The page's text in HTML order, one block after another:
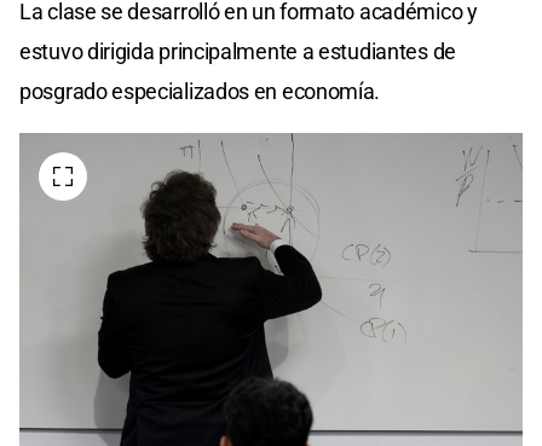
La clase se desarrolló en un formato académico y
estuvo dirigida principalmente a estudiantes de
posgrado especializados en economía.